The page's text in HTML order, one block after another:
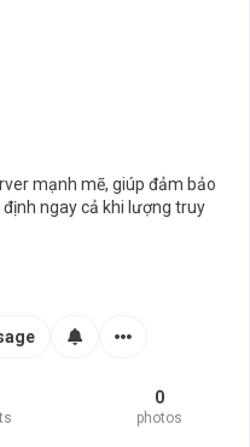
mạnh mẽ, giúp đảm bảo
ngay cả khi lượng truy
0
photos